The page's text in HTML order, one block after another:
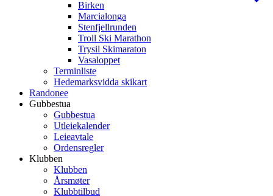
Birken
Marcialonga
Stenfjellrunden
Troll Ski Marathon
Trysil Skimaraton
Vasaloppet
Terminliste
Hedemarksvidda skikart
Randonee
Gubbestua
Gubbestua
Utleiekalender
Leieavtale
Ordensregler
Klubben
Klubben
Årsmøter
Klubbtilbud